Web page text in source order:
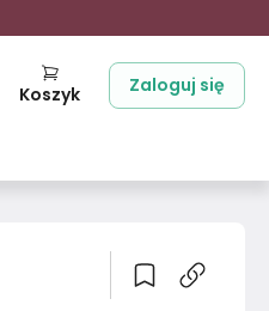
Koszyk Zaloguj się